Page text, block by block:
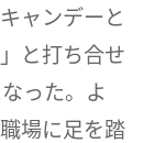
ャンデーと
と打ち合せ
った。よ
場に足を踏